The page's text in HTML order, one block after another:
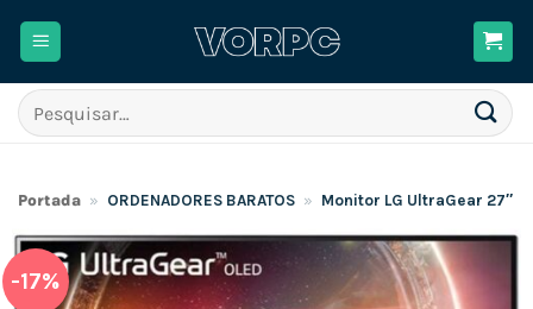
Pesquisar
por:
Portada » ORDENADORES BARATOS » Monitor LG UltraGear 27″ /
-17%